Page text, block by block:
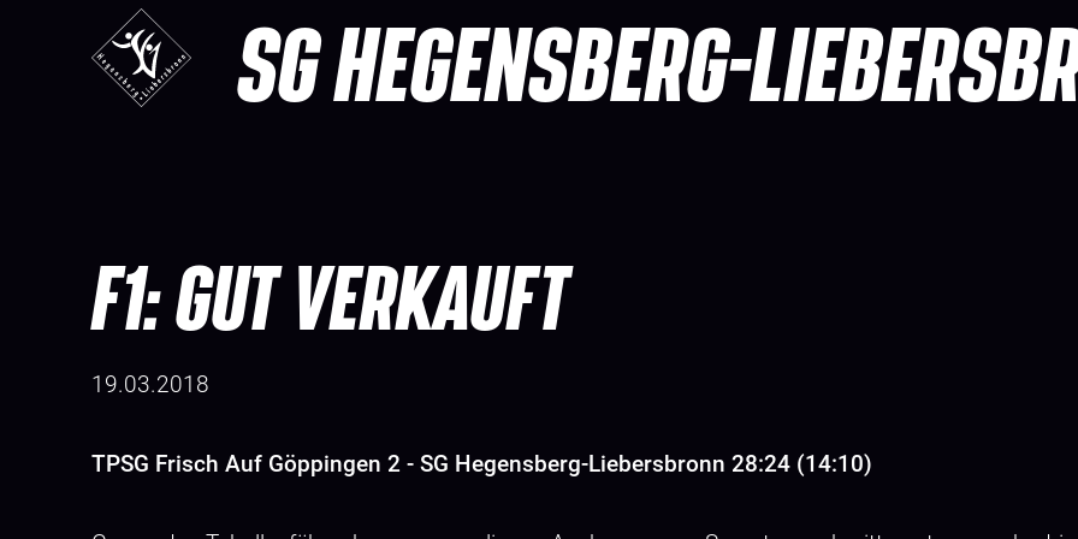
SG HEGENSBERG-
F1: GUT VERKAUFT
19.03.2018
TPSG Frisch Auf Göppingen 2 - SG Hegensberg-Liebersbronn 28:24 (14:10)